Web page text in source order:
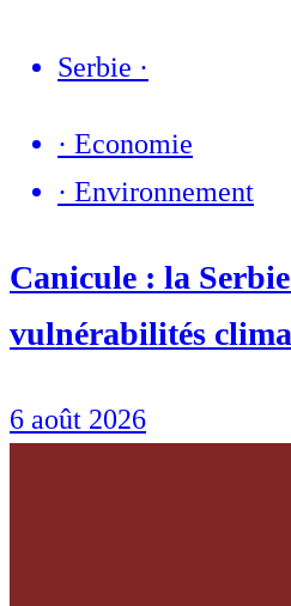
Serbie ·
· Economie
· Environnement
Canicule : la Serbie
vulnérabilités
6 août 2026